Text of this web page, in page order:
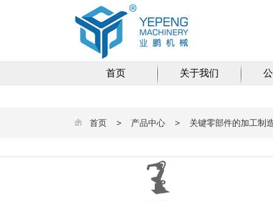
首页 关于我们
首页 > 产品中心 > 关键零部件的加工制